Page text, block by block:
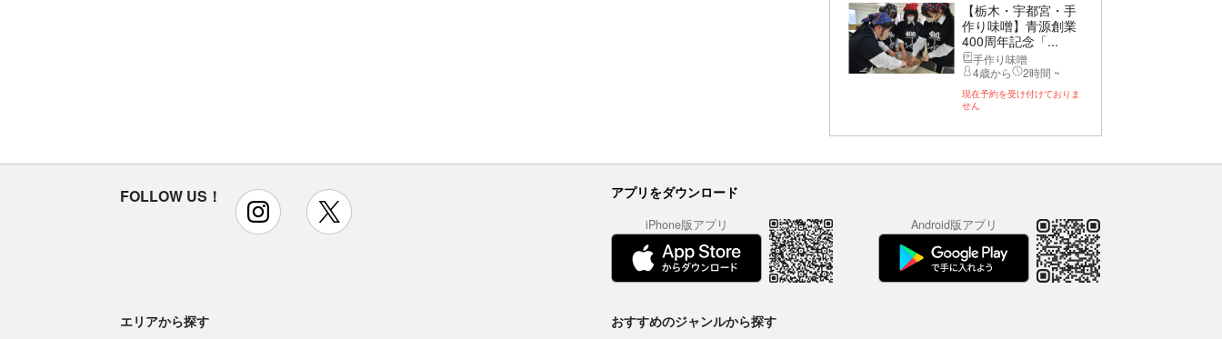
【栃木・宇都宮・手
作り味噌】青源創業
400周年記念「...
手作り味噌
4歳から
2時間 ~
現在予約を受け付けておりま
せん
FOLLOW US！ instagram アプリをダウンロード
iPhone版アプリ Android版アプリ
エリアから探す おすすめのジャンルから探す